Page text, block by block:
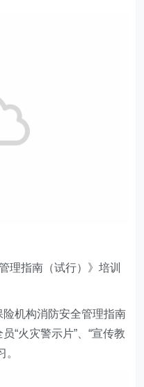
理指南（试行）》培训
机构消防安全管理指南
“火灾警示片”、“宣传教